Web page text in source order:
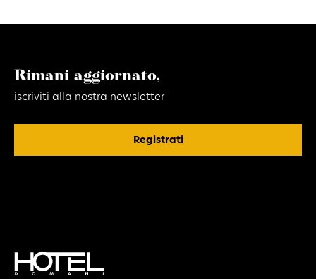
Rimani aggiornato,
iscriviti alla nostra newsletter
Registrati